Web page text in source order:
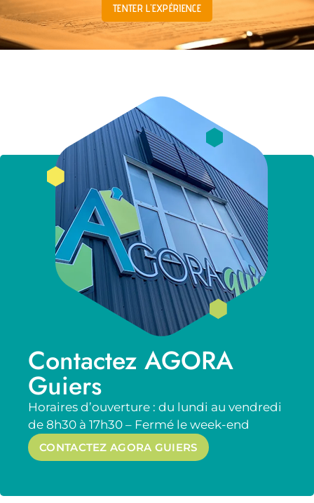
TENTER L'EXPÉRIENCE
Contactez AGORA
Guiers
Horaires d’ouverture : du lundi au vendredi
de 8h30 à 17h30 – Fermé le week-end
CONTACTEZ AGORA GUIERS